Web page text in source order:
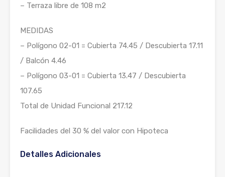
– Terraza libre de 108 m2
MEDIDAS
– Polígono 02-01 = Cubierta 74.45 / Descubierta 17.11
/ Balcón 4.46
– Polígono 03-01 = Cubierta 13.47 / Descubierta
107.65
Total de Unidad Funcional 217.12
Facilidades del 30 % del valor con Hipoteca
Detalles Adicionales